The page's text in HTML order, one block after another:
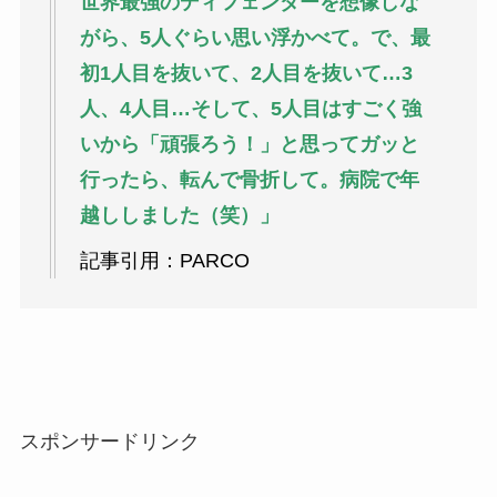
がら、5人ぐらい思い浮かべて。で、最
初1人目を抜いて、2人目を抜いて…3
人、4人目…そして、5人目はすごく強
いから「頑張ろう！」と思ってガッと
行ったら、転んで骨折して。病院で年
越ししました（笑）」
記事引用：PARCO
スポンサードリンク